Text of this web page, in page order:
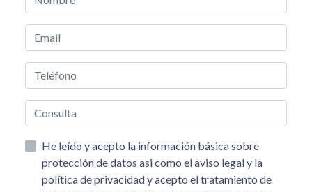
He leído y acepto la información básica sobre
protección de datos asi como el aviso legal y la
política de privacidad y acepto el tratamiento de